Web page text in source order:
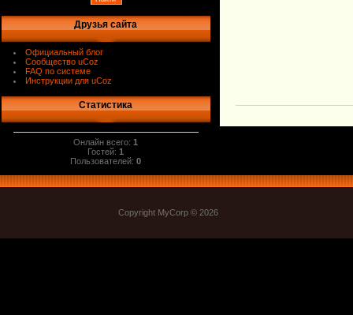
Друзья сайта
Официальный блог
Сообщество uCoz
FAQ по системе
Инструкции для uCoz
Статистика
Онлайн всего:1
Гостей:1
Пользователей:0
Copyright MyCorp © 2026